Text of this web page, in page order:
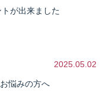
が出来ました
2025.05.02
悩みの方へ